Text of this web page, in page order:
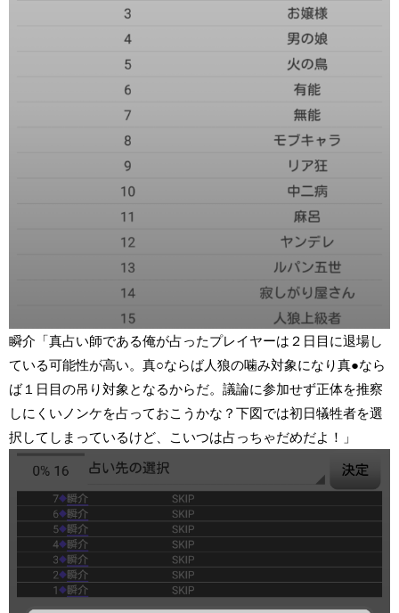
瞬介「真占い師である俺が占ったプレイヤーは２日目に退場し
ている可能性が高い。真○ならば人狼の噛み対象になり真●なら
ば１日目の吊り対象となるからだ。議論に参加せず正体を推察
しにくいノンケを占っておこうかな？下図では初日犠牲者を選
択してしまっているけど、こいつは占っちゃだめだよ！」